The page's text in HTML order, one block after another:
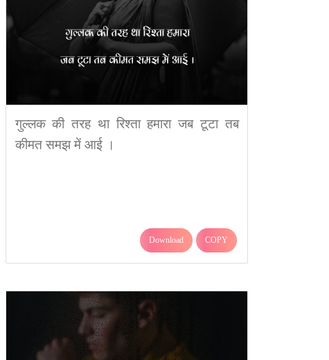
गुल्लक की तरह था रिश्ता हमारा जब टूटा तब
कीमत समझ में आई ।
Download COPY